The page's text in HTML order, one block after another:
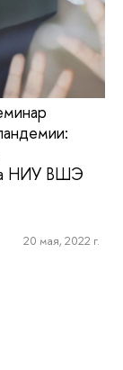
НИУ ВШЭ
20 мая, 2022 г.